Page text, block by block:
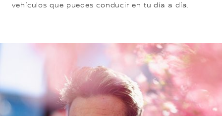
vehículos que puedes conducir en tu día a día.